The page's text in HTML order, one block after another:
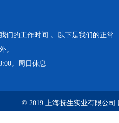
们的工作时间 。以下是我们的正常
。
。周日休息
© 2019 上海抚生实业有限公司